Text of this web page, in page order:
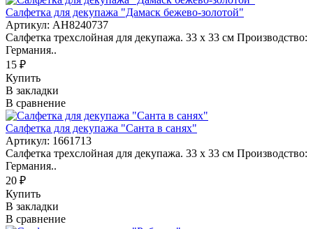
Салфетка для декупажа "Дамаск бежево-золотой"
Артикул: AH8240737
Салфетка трехслойная для декупажа. 33 х 33 см Производство:
Германия..
15 ₽
Купить
В закладки
В сравнение
Салфетка для декупажа "Санта в санях"
Артикул: 1661713
Салфетка трехслойная для декупажа. 33 х 33 см Производство:
Германия..
20 ₽
Купить
В закладки
В сравнение